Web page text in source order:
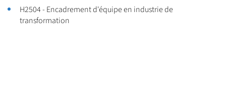
H2504 - Encadrement d'équipe en industrie de
transformation